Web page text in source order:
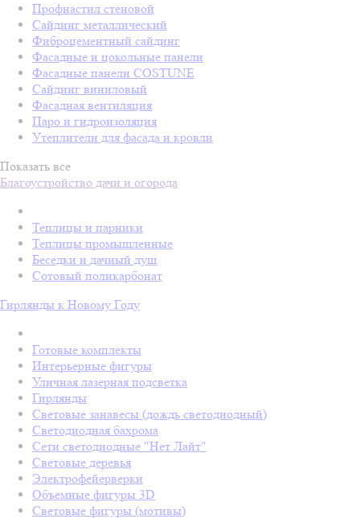
Профнастил стеновой
Сайдинг металлический
Фиброцементный сайдинг
Фасадные и цокольные панели
Фасадные панели COSTUNE
Сайдинг виниловый
Фасадная вентиляция
Паро и гидроизоляция
Утеплители для фасада и кровли
Показать все
Благоустройство дачи и огорода
Теплицы и парники
Теплицы промышленные
Беседки и дачный душ
Сотовый поликарбонат
Гирлянды к Новому Году
Готовые комплекты
Интерьерные фигуры
Уличная лазерная подсветка
Гирлянды
Световые занавесы (дождь светодиодный)
Светодиодная бахрома
Сети светодиодные "Нет Лайт"
Световые деревья
Электрофейерверки
Объемные фигуры 3D
Световые фигуры (мотивы)